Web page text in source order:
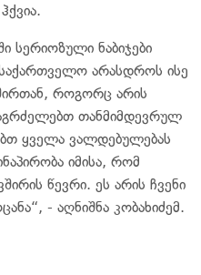
სერიოზული ნაბიჯები
არასდროს ისე
როგორც არის
თანმიმდევრულ
ყველა ვალდებულებას
იმისა, რომ
წევრი. ეს არის ჩვენი
- აღნიშნა კობახიძემ.